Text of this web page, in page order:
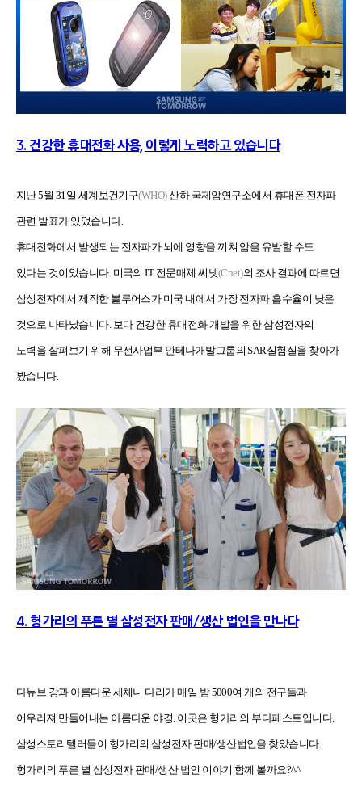
3. 건강한 휴대전화 사용, 이렇게 노력하고 있습니다
지난 5월 31일 세계보건기구(WHO)산하 국제암연구소에서 휴대폰 전자파
관련 발표가 있었습니다.
휴대전화에서 발생되는 전자파가 뇌에 영향을 끼쳐 암을 유발할 수도
있다는 것이었습니다. 미국의 IT 전문매체 씨넷(Cnet)의 조사 결과에 따르면
삼성전자에서 제작한 블루어스가 미국 내에서 가장 전자파 흡수율이 낮은
것으로 나타났습니다. 보다 건강한 휴대전화 개발을 위한 삼성전자의
노력을 살펴보기 위해 무선사업부 안테나개발그룹의 SAR실험실을 찾아가
봤습니다.
4. 헝가리의 푸른 별 삼성전자 판매/생산 법인을 만나다
다뉴브 강과 아름다운 세체니 다리가 매일 밤 5000여 개의 전구들과
어우러져 만들어내는 아름다운 야경. 이곳은 헝가리의 부다페스트입니다.
삼성스토리텔러들이 헝가리의 삼성전자 판매/생산법인을 찾았습니다.
헝가리의 푸른 별 삼성전자 판매/생산 법인 이야기 함께 볼까요?^^